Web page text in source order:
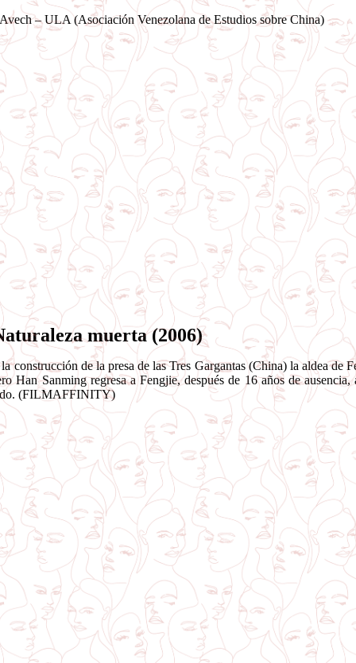
Saltar
al
contenido
Avech – ULA (Asociación Venezolana de Estudios sobre China)
muerta (2006)
la construcción de la presa de las Tres Gargantas (China) la aldea
Han Sanming regresa a Fengjie, después de 16 años de
(FILMAFFINITY)